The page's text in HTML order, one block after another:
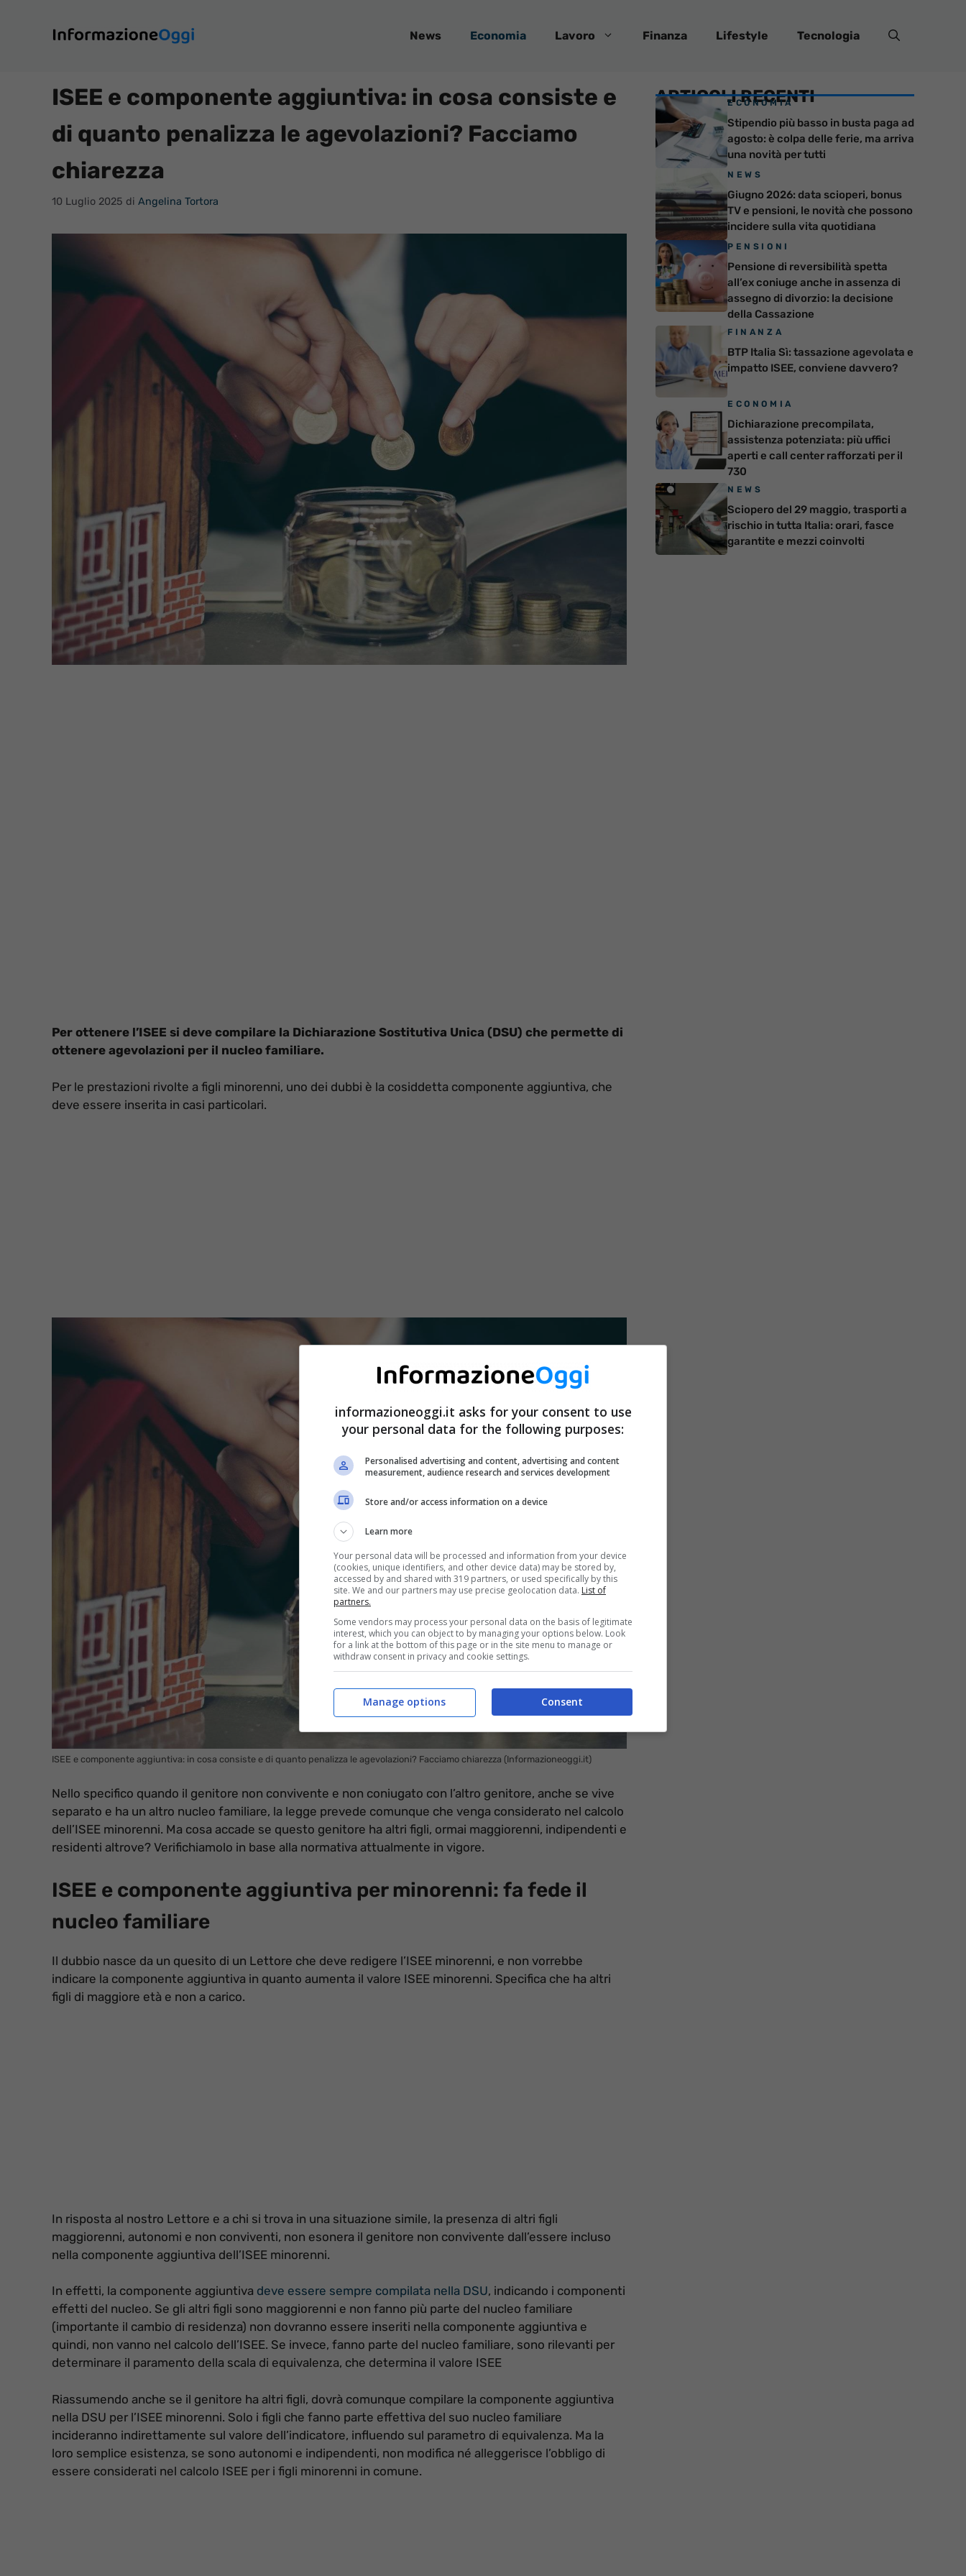
contenuto
News Economia Lavoro Finanza Lifestyle Tecnologia
ISEE e componente aggiuntiva: in cosa consiste e
di quanto penalizza le agevolazioni? Facciamo
chiarezza
10 Luglio 2025 di Angelina Tortora
Per ottenere l’ISEE si deve compilare la Dichiarazione Sostitutiva Unica (DSU) che permette di
ottenere agevolazioni per il nucleo familiare.
Per le prestazioni rivolte a figli minorenni, uno dei dubbi è la cosiddetta componente aggiuntiva, che
deve essere inserita in casi particolari.
ISEE e componente aggiuntiva: in cosa consiste e di quanto penalizza le agevolazioni? Facciamo chiarezza (Informazioneoggi.it)
Nello specifico quando il genitore non convivente e non coniugato con l’altro genitore, anche se vive
separato e ha un altro nucleo familiare, la legge prevede comunque che venga considerato nel calcolo
dell’ISEE minorenni. Ma cosa accade se questo genitore ha altri figli, ormai maggiorenni, indipendenti e
residenti altrove? Verifichiamolo in base alla normativa attualmente in vigore.
ISEE e componente aggiuntiva per minorenni: fa fede il
nucleo familiare
Il dubbio nasce da un quesito di un Lettore che deve redigere l’ISEE minorenni, e non vorrebbe
indicare la componente aggiuntiva in quanto aumenta il valore ISEE minorenni. Specifica che ha altri
figli di maggiore età e non a carico.
In risposta al nostro Lettore e a chi si trova in una situazione simile, la presenza di altri figli
maggiorenni, autonomi e non conviventi, non esonera il genitore non convivente dall’essere incluso
nella componente aggiuntiva dell’ISEE minorenni.
In effetti, la componente aggiuntiva deve essere sempre compilata nella DSU, indicando i componenti
effetti del nucleo. Se gli altri figli sono maggiorenni e non fanno più parte del nucleo familiare
(importante il cambio di residenza) non dovranno essere inseriti nella componente aggiuntiva e
quindi, non vanno nel calcolo dell’ISEE. Se invece, fanno parte del nucleo familiare, sono rilevanti per
determinare il paramento della scala di equivalenza, che determina il valore ISEE
Riassumendo anche se il genitore ha altri figli, dovrà comunque compilare la componente aggiuntiva
nella DSU per l’ISEE minorenni. Solo i figli che fanno parte effettiva del suo nucleo familiare
incideranno indirettamente sul valore dell’indicatore, influendo sul parametro di equivalenza. Ma la
loro semplice esistenza, se sono autonomi e indipendenti, non modifica né alleggerisce l’obbligo di
essere considerati nel calcolo ISEE per i figli minorenni in comune.
ARTICOLI RECENTI
ECONOMIA
Stipendio più basso in busta paga ad
agosto: è colpa delle ferie, ma arriva
una novità per tutti
NEWS
Giugno 2026: data scioperi, bonus
TV e pensioni, le novità che possono
incidere sulla vita quotidiana
PENSIONI
Pensione di reversibilità spetta
all’ex coniuge anche in assenza di
assegno di divorzio: la decisione
della Cassazione
FINANZA
BTP Italia Sì: tassazione agevolata e
impatto ISEE, conviene davvero?
ECONOMIA
Dichiarazione precompilata,
assistenza potenziata: più uffici
aperti e call center rafforzati per il
730
NEWS
Sciopero del 29 maggio, trasporti a
rischio in tutta Italia: orari, fasce
garantite e mezzi coinvolti
informazioneoggi.it asks for your consent to use
your personal data for the following purposes:
Personalised advertising and content, advertising and content
measurement, audience research and services development
Store and/or access information on a device
Learn more
Your personal data will be processed and information from your device
(cookies, unique identifiers, and other device data) may be stored by,
accessed by and shared with 319 partners, or used specifically by this
site. We and our partners may use precise geolocation data. List of
partners.
Some vendors may process your personal data on the basis of legitimate
interest, which you can object to by managing your options below. Look
for a link at the bottom of this page or in the site menu to manage or
withdraw consent in privacy and cookie settings.
Consent
Manage options